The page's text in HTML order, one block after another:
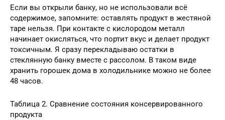
Если вы открыли банку, но не использовали всё
содержимое, запомните: оставлять продукт в жестяной
таре нельзя. При контакте с кислородом металл
начинает окисляться, что портит вкус и делает продукт
токсичным. Я сразу перекладываю остатки в
стеклянную банку вместе с рассолом. В таком виде
хранить горошек дома в холодильнике можно не более
48 часов.
Таблица 2. Сравнение состояния консервированного
продукта